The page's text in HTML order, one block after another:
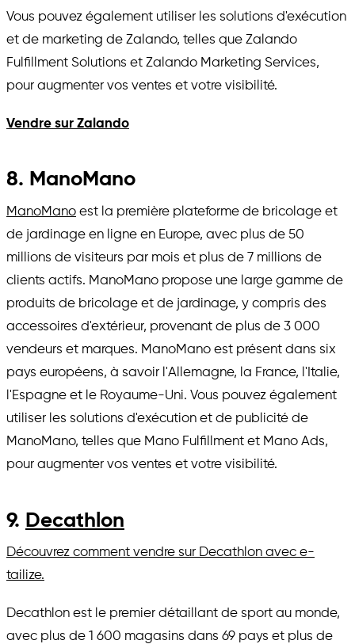
Vous pouvez également utiliser les solutions d'exécution
et de marketing de Zalando, telles que Zalando
Fulfillment Solutions et Zalando Marketing Services,
pour augmenter vos ventes et votre visibilité.
Vendre sur Zalando
8. ManoMano
ManoMano est la première plateforme de bricolage et
de jardinage en ligne en Europe, avec plus de 50
millions de visiteurs par mois et plus de 7 millions de
clients actifs. ManoMano propose une large gamme de
produits de bricolage et de jardinage, y compris des
accessoires d'extérieur, provenant de plus de 3 000
vendeurs et marques. ManoMano est présent dans six
pays européens, à savoir l'Allemagne, la France, l'Italie,
l'Espagne et le Royaume-Uni. Vous pouvez également
utiliser les solutions d'exécution et de publicité de
ManoMano, telles que Mano Fulfillment et Mano Ads,
pour augmenter vos ventes et votre visibilité.
9. Decathlon
Découvrez comment vendre sur Decathlon avec e-
tailize.
Decathlon est le premier détaillant de sport au monde,
avec plus de 1 600 magasins dans 69 pays et plus de